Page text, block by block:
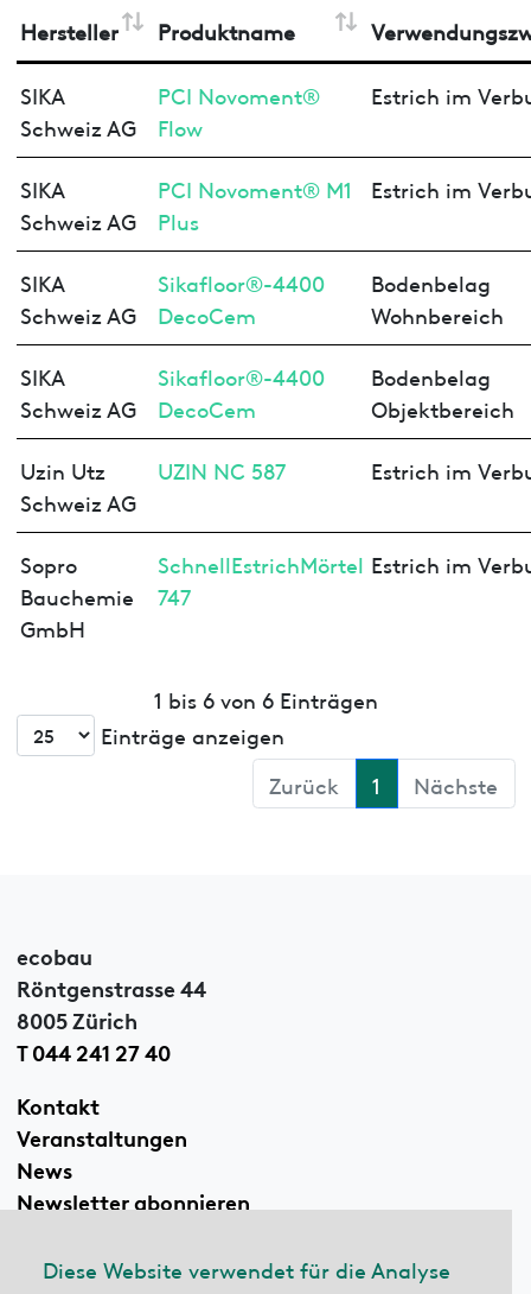
Diese Website verwendet für die Analyse
Hersteller Produktname
SIKA
Schweiz AG
PCI Novoment®
Flow
Estrich im
SIKA
Schweiz AG
PCI Novoment® M1
Plus
Estrich im
SIKA
Schweiz AG
Sikafloor®-4400
DecoCem
Bodenbelag
Wohnbereich
SIKA
Schweiz AG
Sikafloor®-4400
DecoCem
Bodenbelag
Objektbereich
Uzin Utz
Schweiz AG
UZIN NC 587 Estrich im
Sopro
Bauchemie
GmbH
SchnellEstrichMörtel
747
Estrich im
1 bis 6 von 6 Einträgen
Einträge anzeigen
Zurück
1 Nächste
ecobau
Röntgenstrasse 44
8005 Zürich
T 044 241 27 40
Kontakt
Veranstaltungen
News
Newsletter abonnieren